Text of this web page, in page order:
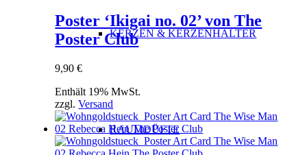
KERZEN & KERZENHALTER
RAUMDÜFTE
Poster ‘Ikigai no. 02’ von The
Poster Club
9,90€
Enthält 19% MwSt.
zzgl.Versand